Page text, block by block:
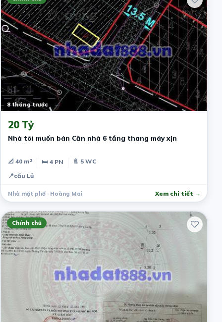
8 tháng trước
20 Tỷ
Nhà tôi muốn bán Căn nhà 6 tầng thang máy xịn
📐 40 m² 🛏 4 PN
🚿 5 WC
📍cầu Lủ
Nhà mặt phố · Hoàng Mai Xem chi tiết →
Chính chủ